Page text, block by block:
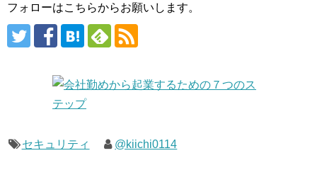
フォローはこちらからお願いします。
セキュリティ @kiichi0114